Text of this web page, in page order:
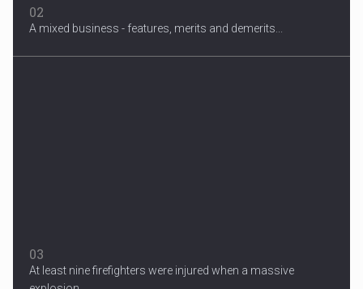
02
A mixed business - features, merits and demerits...
03
At least nine firefighters were injured when a massive